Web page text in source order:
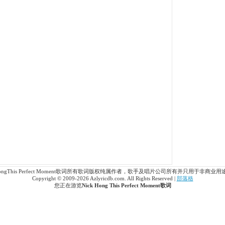
Perfect Moment歌词所有歌词版权纯属作者，歌手及唱片公司所有并只用于非商业用
Copyright © 2009-2026 Azlyricdb.com. All Rights Reserved | 部落格
您正在游览Nick Hong This Perfect Moment歌词